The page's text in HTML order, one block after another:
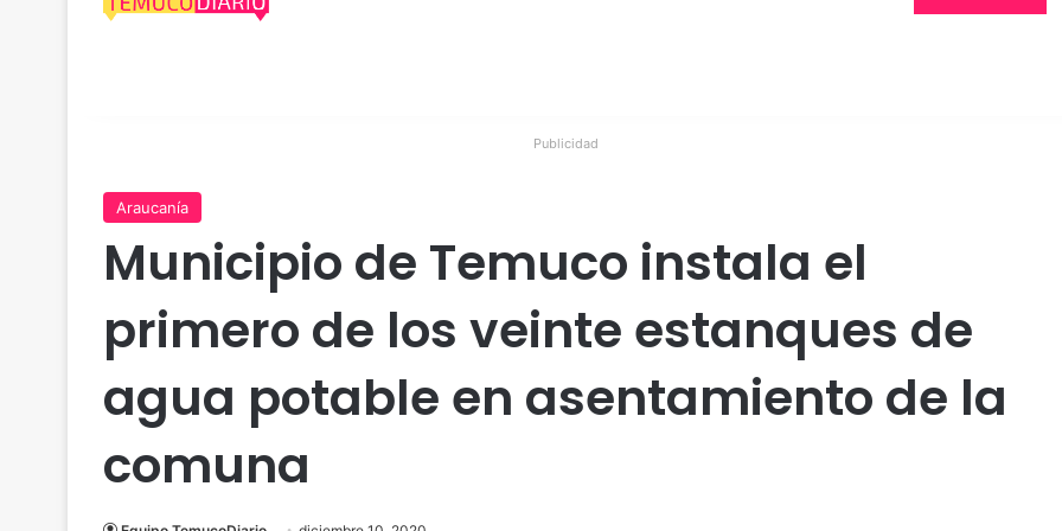
Publicidad
Araucanía
Municipio de Temuco instala el
primero de los veinte estanques de
agua potable en asentamiento de la
comuna